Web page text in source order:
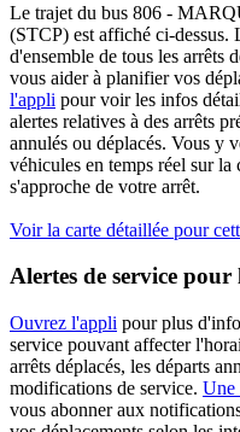
Le trajet du bus 806 -
(STCP) est affiché ci-dessus.
d'ensemble de tous les arrêts
vous aider à planifier vos
l'appli pour voir les infos
alertes relatives à des arrêts
annulés ou déplacés. Vous y
véhicules en temps réel sur
s'approche de votre arrêt.
Voir la carte détaillée pour
Alertes de service
Ouvrez l'appli pour plus
service pouvant affecter
arrêts déplacés, les départs
modifications de service. Une
vous abonner aux